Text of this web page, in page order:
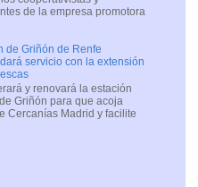
de la empresa promotora
de Griñón de Renfe
servicio con la extensión
y renovará la estación
Griñón para que acoja
Cercanías Madrid y facilite